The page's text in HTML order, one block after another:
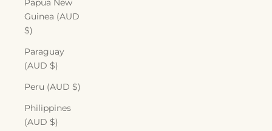
Papua New
Guinea (AUD
$)
Paraguay
(AUD $)
Peru (AUD $)
Philippines
(AUD $)